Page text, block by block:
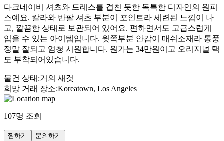
다크네이비 셔츠와 드레스를 겹친 듯한 독특한 디자인의 원피
스예요. 칼라와 반팔 셔츠 부분이 포인트라 세련된 느낌이 나
고, 깔끔한 상태로 보관되어 있어요. 편하면서도 고급스럽게
입을 수 있는 아이템입니다. 윗쪽부분 안감이 매쉬소재라 통풍
정말 잘되고 엄청 시원합니다. 원가는 34만원이고 오리지널 택
도 부착되어있습니다.
물건 상태 :거의 새것
희망 거래 장소:Koreatown, Los Angeles
107명 조회
찜하기 문의하기